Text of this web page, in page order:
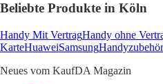
Beliebte Produkte in Köln
Handy Mit VertragHandy ohne
KarteHuaweiSamsungHandyzubehör
Neues vom KaufDA Magazin